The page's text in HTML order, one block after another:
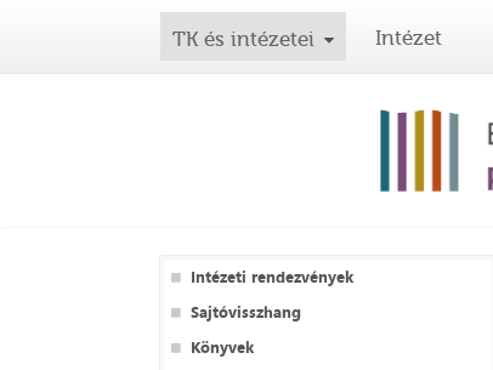
TK és intézetei Intézet
Intézeti rendezvények
Sajtóvisszhang
Könyvek